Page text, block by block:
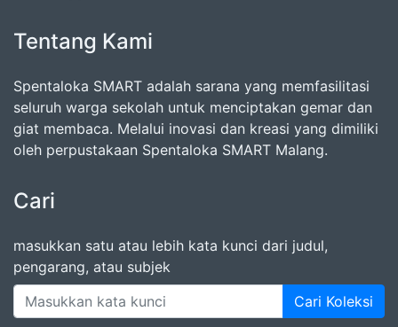
Tentang Kami
Spentaloka SMART adalah sarana yang memfasilitasi
seluruh warga sekolah untuk menciptakan gemar dan
giat membaca. Melalui inovasi dan kreasi yang dimiliki
oleh perpustakaan Spentaloka SMART Malang.
Cari
masukkan satu atau lebih kata kunci dari judul,
pengarang, atau subjek
Cari Koleksi